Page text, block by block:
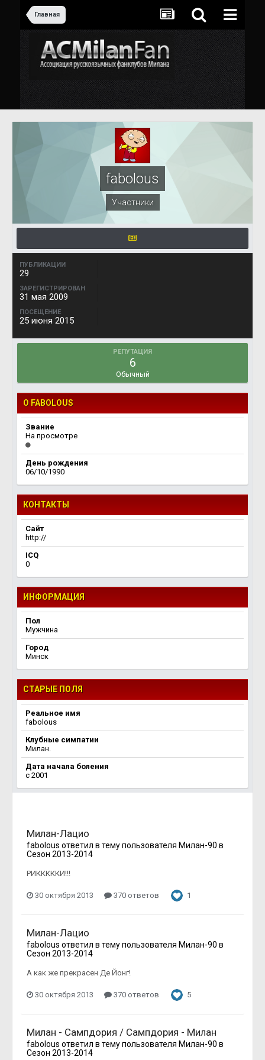
Главная
fabolous
Участники
ПУБЛИКАЦИИ
29
ЗАРЕГИСТРИРОВАН
31 мая 2009
ПОСЕЩЕНИЕ
25 июня 2015
РЕПУТАЦИЯ
6
Обычный
О FABOLOUS
Звание
На просмотре
День рождения
06/10/1990
КОНТАКТЫ
Сайт
http://
ICQ
0
ИНФОРМАЦИЯ
Пол
Мужчина
Город
Минск
СТАРЫЕ ПОЛЯ
Реальное имя
fabolous
Клубные симпатии
Милан.
Дата начала боления
c 2001
Милан-Лацио
fabolous ответил в тему пользователя Милан-90 в
Сезон 2013-2014
РИКККККИ!!!
30 октября 2013 370 ответов 1
Милан-Лацио
fabolous ответил в тему пользователя Милан-90 в
Сезон 2013-2014
А как же прекрасен Де Йонг!
30 октября 2013 370 ответов 5
Милан - Сампдория / Сампдория - Милан
fabolous ответил в тему пользователя Милан-90 в
Сезон 2013-2014